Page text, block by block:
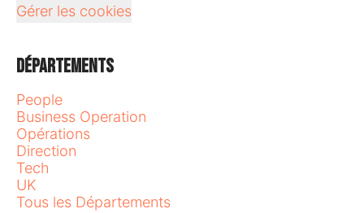
Gérer les cookies
Départements
People
Business Operation
Opérations
Direction
Tech
UK
Tous les Départements